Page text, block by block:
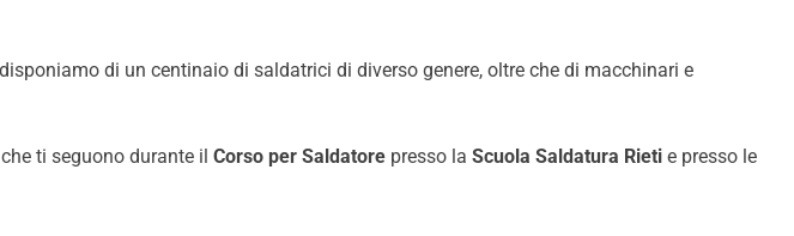
di un centinaio di saldatrici di diverso genere, oltre che di macchinari e
ti seguono durante il Corso per Saldatore presso la Scuola Saldatura Rieti e presso le